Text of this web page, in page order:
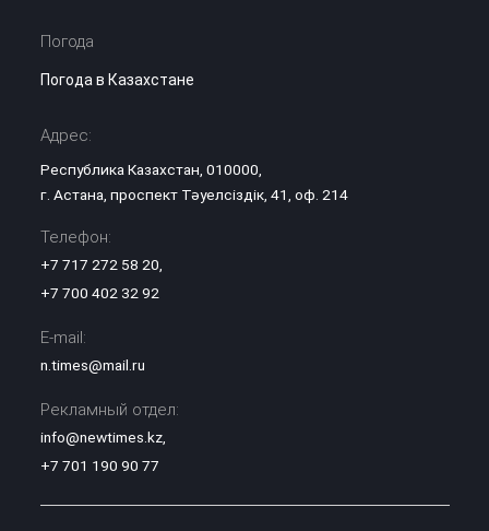
Погода
Погода в Казахстане
Адрес:
Республика Казахстан, 010000,
г. Астана, проспект Тәуелсіздік, 41, оф. 214
Телефон:
+7 717 272 58 20
+7 700 402 32 92
E-mail:
n.times@mail.ru
Рекламный отдел:
info@newtimes.kz,
+7 701 190 90 77